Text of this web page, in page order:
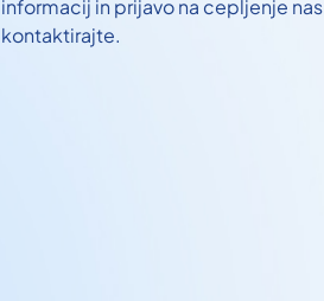
informacij in prijavo na cepljenje nas
kontaktirajte.